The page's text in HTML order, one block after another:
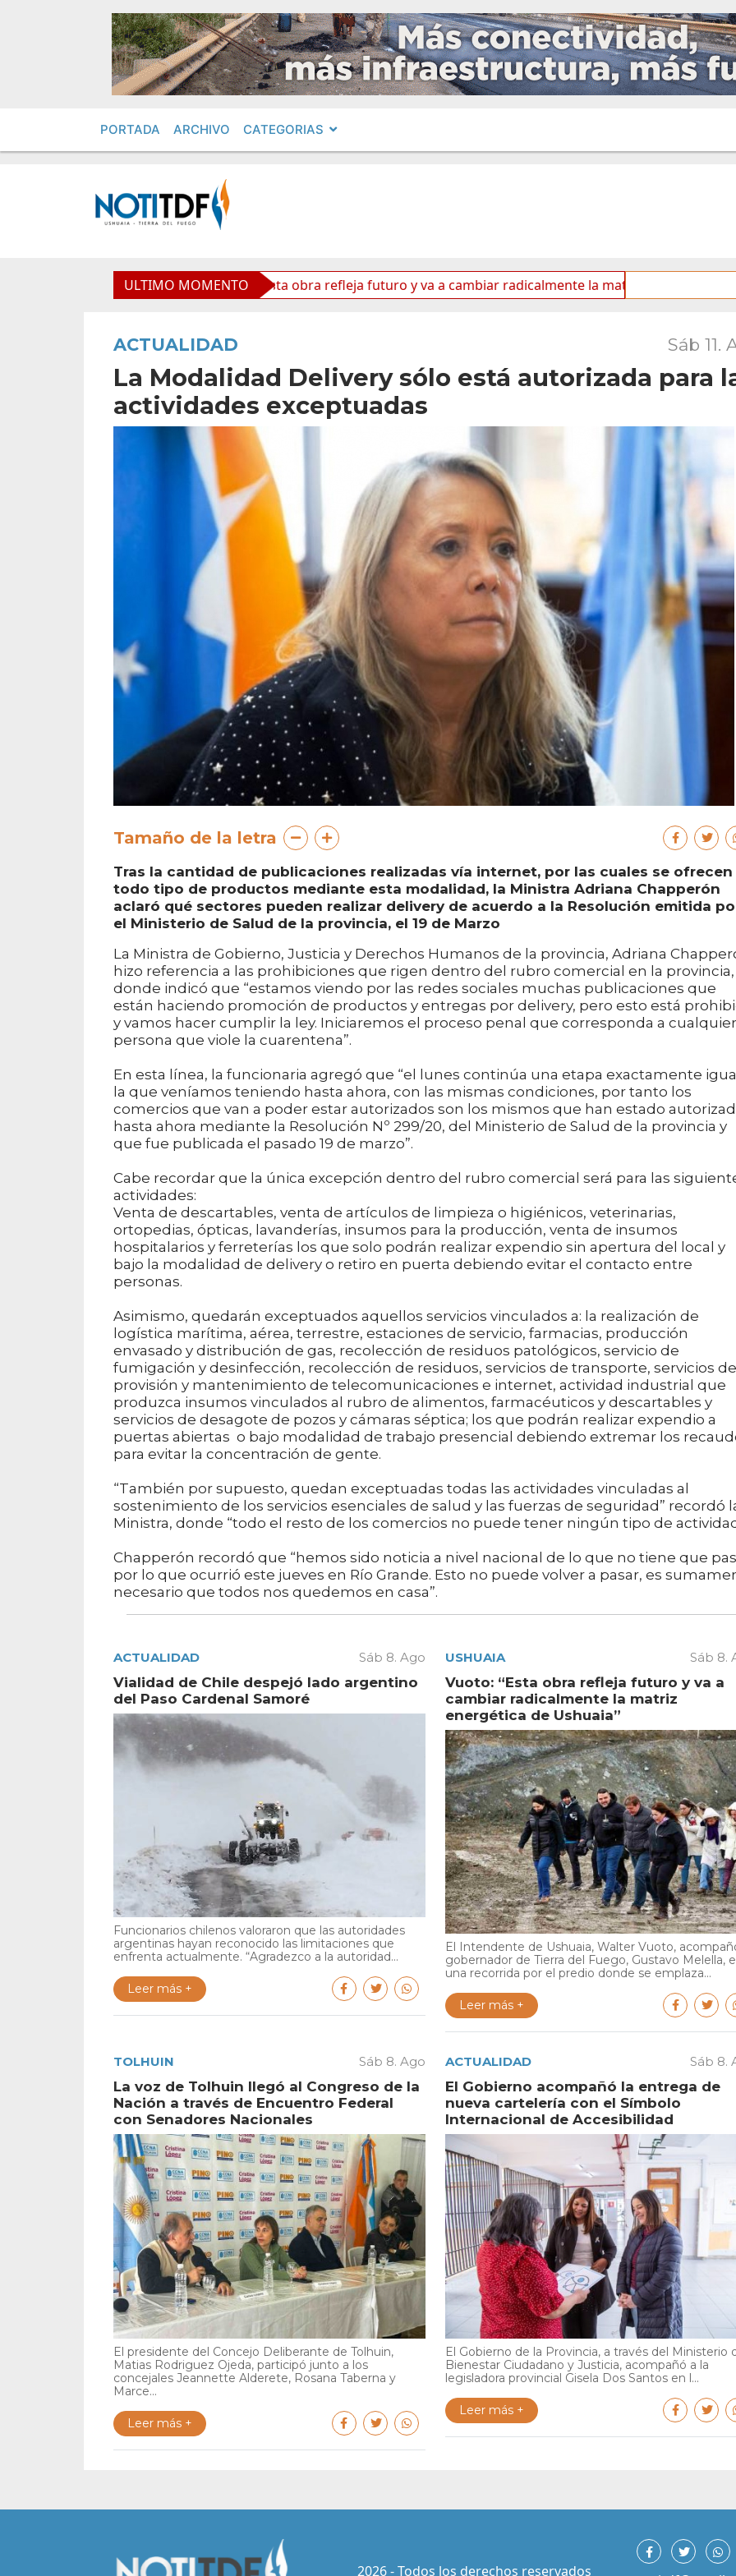
PORTADA ARCHIVO CATEGORIAS
ULTIMO MOMENTO
Vuoto: “Esta obra refleja futuro y va a cambiar radicalmente la matriz energética de Ushuaia”
ACTUALIDAD Sáb 11.
La Modalidad Delivery sólo está autorizada para
actividades exceptuadas
Tamaño de la letra
Tras la cantidad de publicaciones realizadas vía internet, por las cuales se ofrecen
todo tipo de productos mediante esta modalidad, la Ministra Adriana Chapperón
aclaró qué sectores pueden realizar delivery de acuerdo a la Resolución emitida
el Ministerio de Salud de la provincia, el 19 de Marzo
La Ministra de Gobierno, Justicia y Derechos Humanos de la provincia, Adriana
hizo referencia a las prohibiciones que rigen dentro del rubro comercial en la provincia,
donde indicó que “estamos viendo por las redes sociales muchas publicaciones que
están haciendo promoción de productos y entregas por delivery, pero esto está
y vamos hacer cumplir la ley. Iniciaremos el proceso penal que corresponda a cualquier
persona que viole la cuarentena”.
En esta línea, la funcionaria agregó que “el lunes continúa una etapa exactamente
la que veníamos teniendo hasta ahora, con las mismas condiciones, por tanto los
comercios que van a poder estar autorizados son los mismos que han estado
hasta ahora mediante la Resolución Nº 299/20, del Ministerio de Salud de la provincia y
que fue publicada el pasado 19 de marzo”.
Cabe recordar que la única excepción dentro del rubro comercial será para las
actividades:
Venta de descartables, venta de artículos de limpieza o higiénicos, veterinarias,
ortopedias, ópticas, lavanderías, insumos para la producción, venta de insumos
hospitalarios y ferreterías los que solo podrán realizar expendio sin apertura del local y
bajo la modalidad de delivery o retiro en puerta debiendo evitar el contacto entre
personas.
Asimismo, quedarán exceptuados aquellos servicios vinculados a: la realización de
logística marítima, aérea, terrestre, estaciones de servicio, farmacias, producción
envasado y distribución de gas, recolección de residuos patológicos, servicio de
fumigación y desinfección, recolección de residuos, servicios de transporte, servicios de
provisión y mantenimiento de telecomunicaciones e internet, actividad industrial que
produzca insumos vinculados al rubro de alimentos, farmacéuticos y descartables y
servicios de desagote de pozos y cámaras séptica; los que podrán realizar expendio a
puertas abiertas o bajo modalidad de trabajo presencial debiendo extremar los
para evitar la concentración de gente.
“También por supuesto, quedan exceptuadas todas las actividades vinculadas al
sostenimiento de los servicios esenciales de salud y las fuerzas de seguridad” recordó
Ministra, donde “todo el resto de los comercios no puede tener ningún tipo de
Chapperón recordó que “hemos sido noticia a nivel nacional de lo que no tiene que
por lo que ocurrió este jueves en Río Grande. Esto no puede volver a pasar, es
necesario que todos nos quedemos en casa”.
ACTUALIDAD Sáb 8. Ago
Vialidad de Chile despejó lado argentino
del Paso Cardenal Samoré
Funcionarios chilenos valoraron que las autoridades
argentinas hayan reconocido las limitaciones que
enfrenta actualmente. “Agradezco a la autoridad...
Leer más +
USHUAIA Sáb 8.
Vuoto: “Esta obra refleja futuro y va a
cambiar radicalmente la matriz
energética de Ushuaia”
El Intendente de Ushuaia, Walter Vuoto,
gobernador de Tierra del Fuego, Gustavo Melella,
una recorrida por el predio donde se emplaza...
Leer más +
TOLHUIN Sáb 8. Ago
La voz de Tolhuin llegó al Congreso de la
Nación a través de Encuentro Federal
con Senadores Nacionales
El presidente del Concejo Deliberante de Tolhuin,
Matias Rodriguez Ojeda, participó junto a los
concejales Jeannette Alderete, Rosana Taberna y
Marce...
Leer más +
ACTUALIDAD Sáb 8.
El Gobierno acompañó la entrega de
nueva cartelería con el Símbolo
Internacional de Accesibilidad
El Gobierno de la Provincia, a través del Ministerio
Bienestar Ciudadano y Justicia, acompañó a la
legisladora provincial Gisela Dos Santos en l...
Leer más +
2026 - Todos los derechos reservados